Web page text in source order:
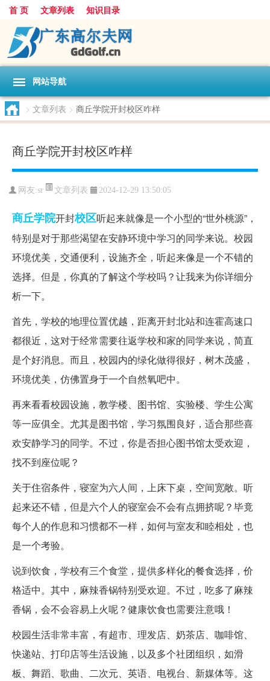
首 页 文章列表 知识目录
网站导航
> 文章列表 > 商丘学院开封校区咋样
商丘学院开封校区咋样
网友:sr 文章列表 2024-12-29 13:50:05
商丘学院开封校区听起来就像是一个小型的“世外桃源”，
特别是对于那些渴望在安静环境中学习的同学来说。校园
环境优美，交通便利，设施齐全，听起来像是一个不错的
选择。但是，你真的了解这个学校吗？让我来为你详细分
析一下。
首先，学校的地理位置优越，距离开封北站和连霍高速口
都很近，这对于经常需要往返学校和家的同学来说，简直
是个好消息。而且，校园内的绿化做得很好，树木茂盛，
环境优美，仿佛置身于一个自然氧吧中。
再来看看校园设施，教学楼、图书馆、实验楼、学生公寓
等一应俱全。尤其是图书馆，学习氛围良好，适合那些喜
欢安静学习的同学。不过，你是否担心图书馆太受欢迎，
找不到座位呢？
关于住宿条件，寝室为六人间，上床下桌，空间宽敞。听
起来还不错，但是六个人的寝室会不会有点拥挤呢？毕竟
每个人的作息和习惯都不一样，如何与室友和睦相处，也
是一个考验。
说到饮食，学校有三个食堂，提供多样化的餐食选择，价
格适中。其中，麻辣香锅特别受欢迎。不过，吃多了麻辣
香锅，会不会容易上火呢？健康饮食也需要注意哦！
校园生活非常丰富，有超市、理发店、奶茶店、咖啡馆、
快递站、打印店等生活设施，以及多个社团组织，如滑
板、舞蹈、歌曲、二次元、英语、电视台、新媒体等。这